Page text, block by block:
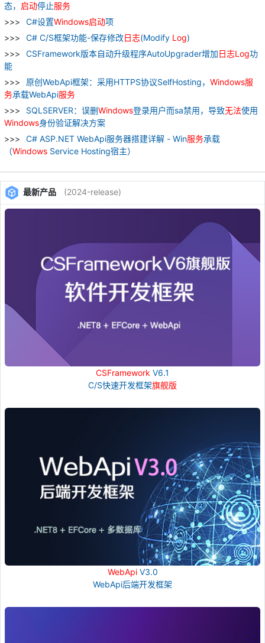
态， 启动停止服务
C#设置Windows启动项
C# C/S框架功能-保存修改日志(Modify Log)
CSFramework版本自动升级程序AutoUpgrader增加日志Log功
能
原创WebApi框架：采用HTTPS协议SelfHosting， Windows服
务承载WebApi服务
SQLSERVER：误删Windows登录用户而sa禁用，导致无法使用
Windows身份验证解决方案
C# ASP.NET WebApi服务器搭建详解 - Win服务承载
（Windows Service Hosting宿主）
最新产品 (2024-release)
CSFramework V6.1
C/S快速开发框架旗舰版
WebApiV3.0
WebApi后端开发框架